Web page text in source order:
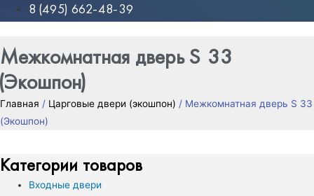
8 (495) 662-48-39
Межкомнатная дверь S 33
(Экошпон)
Главная / Царговые двери (экошпон) / Межкомнатная дверь S 33
(Экошпон)
Категории товаров
Входные двери